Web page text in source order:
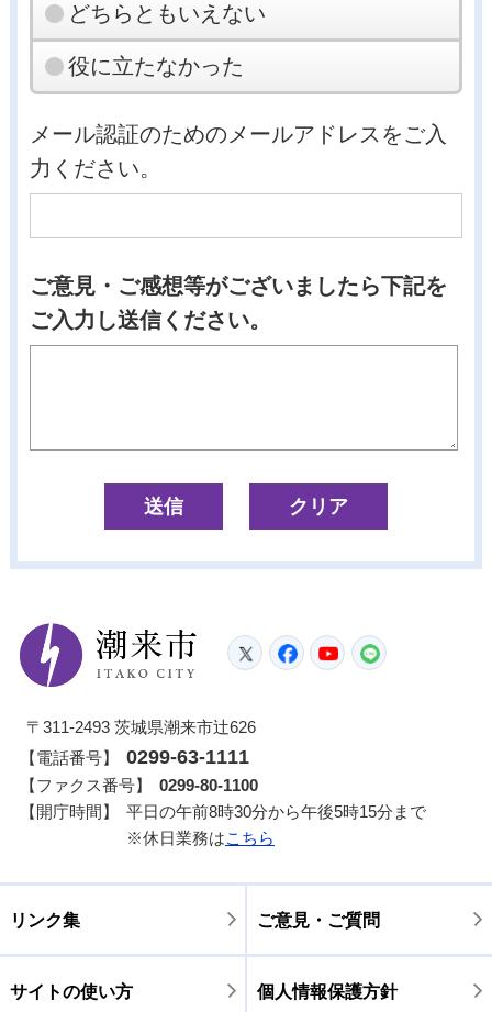
どちらともいえない
役に立たなかった
メール認証のためのメールアドレスをご入
力ください。
ご意見・ご感想等がございましたら下記を
ご入力し送信ください。
潮来市
TwitterFacebook
YouTube
〒311-2493 茨城県潮来市辻626
【電話番号】
0299-63-1111
【ファクス番号】
0299-80-1100
【開庁時間】
平日の午前8時30分から午後5時15分まで
※休日業務はこちら
リンク集 ご意見・ご質問
サイトの使い方 個人情報保護方針